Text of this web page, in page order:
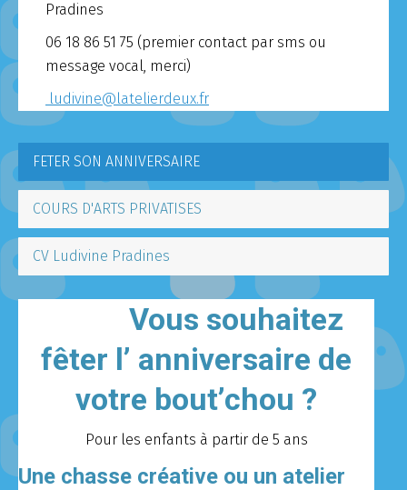
Pradines
06 18 86 51 75 (premier contact par sms ou
message vocal, merci)
ludivine@latelierdeux.fr
FETER SON ANNIVERSAIRE
COURS D'ARTS PRIVATISES
CV Ludivine Pradines
Vous souhaitez
fêter l’ anniversaire de
votre bout’chou ?
Pour les enfants à partir de 5 ans
Une chasse créative ou un atelier